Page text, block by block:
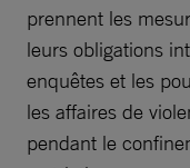
prennent les
leurs obligations
enquêtes et les
les affaires de
pendant le